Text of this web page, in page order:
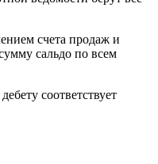
счета продаж и
сальдо по всем
соответствует